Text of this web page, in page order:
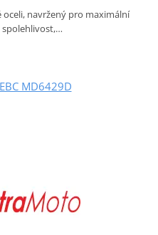
oceli, navržený pro maximální
MD6429D